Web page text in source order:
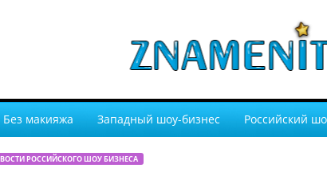
Без макияжа Западный шоу-бизнес Российский
РОССИЙСКОГО ШОУ БИЗНЕСА